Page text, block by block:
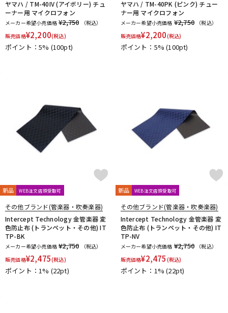
ヤマハ / TM-40IV (アイボリー) チュ
ーナー用 マイクロフォン
メーカー希望小売価格 ¥2,750
（税込）
販売価格¥2,200(税込)
ポイント：5% (100pt)
ヤマハ / TM-40PK (ピンク) チュー
ナー用 マイクロフォン
メーカー希望小売価格 ¥2,750
（税込）
販売価格¥2,200(税込)
ポイント：5%(100pt)
新品 WEB注文店頭受取可
その他ブランド(管楽器・吹奏楽器)
Intercept Technology 金管楽器 変
色防止布 (トランペット・その他) IT
TP-BK
メーカー希望小売価格 ¥2,750
（税込）
販売価格¥2,475(税込)
ポイント：1% (22pt)
新品 WEB注文店頭受取可
その他ブランド(管楽器・吹奏楽器)
Intercept Technology 金管楽器 変
色防止布 (トランペット・その他) IT
TP-NV
メーカー希望小売価格 ¥2,750
（税込）
販売価格¥2,475 (税込)
ポイント：1%(22pt)